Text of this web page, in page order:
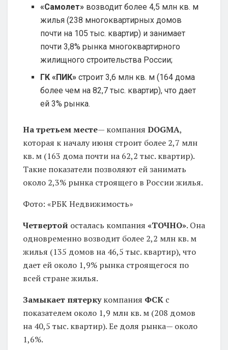
«Самолет» возводит более 4,5 млн кв. м
жилья (238 многоквартирных домов
почти на 105 тыс. квартир) и занимает
почти 3,8% рынка многоквартирного
жилищного строительства России;
ГК «ПИК» строит 3,6 млн кв. м (164 дома
более чем на 82,7 тыс. квартир), что дает
ей 3% рынка.
На третьем месте— компания DOGMA,
которая к началу июня строит более 2,7 млн
кв. м (163 дома почти на 62,2 тыс. квартир).
Такие показатели позволяют ей занимать
около 2,3% рынка строящего в России жилья.
Фото: «РБК Недвижимость»
Четвертой осталась компания «ТОЧНО». Она
одновременно возводит более 2,2 млн кв. м
жилья (135 домов на 46,5 тыс. квартир), что
дает ей около 1,9% рынка строящегося по
всей стране жилья.
Замыкает пятеркукомпания ФСК с
показателем около 1,9 млн кв. м (208 домов
на 40,5 тыс. квартир). Ее доля рынка— около
1,6%.